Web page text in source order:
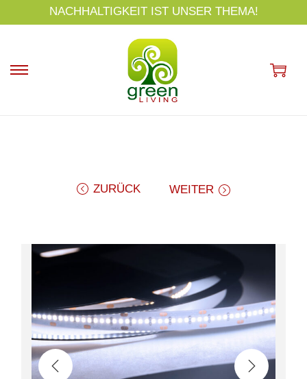
p
NACHHALTIGKEIT IST UNSER THEMA!
ZURÜCK WEITER